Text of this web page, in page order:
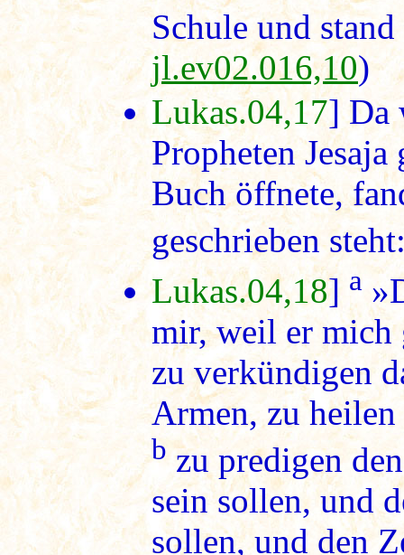
Schule und
jl.ev02.016,10)
Lukas.04,17] Da
Propheten
Buch öffnete,
geschrieben
Lukas.04,18] a
mir, weil er mich
zu verkündigen
Armen, zu heilen
bzu predigen
sein sollen, und
sollen, und den